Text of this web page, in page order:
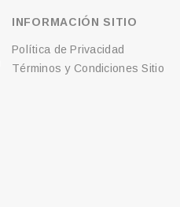
INFORMACIÓN SITIO
Política de Privacidad
Términos y Condiciones Sitio